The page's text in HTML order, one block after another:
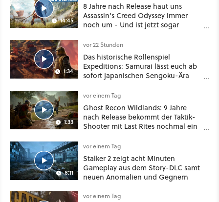
14:45
8 Jahre nach Release haut uns
Assassin's Creed Odyssey immer
noch um - Und ist jetzt sogar
1:34
vor 22 Stunden
Das historische Rollenspiel
Expeditions: Samurai lässt euch ab
sofort japanischen Sengoku-Ära
oder Diplomatie
1:33
vor einem Tag
Ghost Recon Wildlands: 9 Jahre
nach Release bekommt der Taktik-
Shooter mit Last Rites nochmal ein
8:11
vor einem Tag
Stalker 2 zeigt acht Minuten
Gameplay aus dem Story-DLC samt
neuen Anomalien und Gegnern
vor einem Tag